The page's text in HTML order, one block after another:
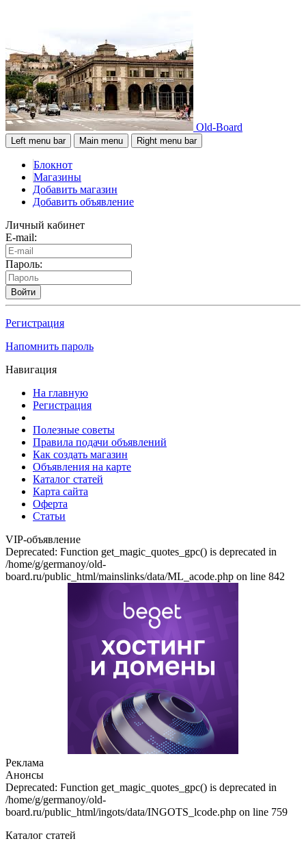
Old-Board
Left menu bar Main menu Right menu bar
Блокнот
Магазины
Добавить магазин
Добавить объявление
Личный кабинет
E-mail:
Пароль:
Войти
Регистрация
Напомнить пароль
Навигация
На главную
Регистрация
Полезные советы
Правила подачи объявлений
Как создать магазин
Объявления на карте
Каталог статей
Карта сайта
Оферта
Статьи
VIP-объявление
Deprecated: Function get_magic_quotes_gpc() is deprecated in
/home/g/germanoy/old-
board.ru/public_html/mainslinks/data/ML_acode.php on line 842
Реклама
Анонсы
Deprecated: Function get_magic_quotes_gpc() is deprecated in
/home/g/germanoy/old-
board.ru/public_html/ingots/data/INGOTS_lcode.php on line 759
Каталог статей